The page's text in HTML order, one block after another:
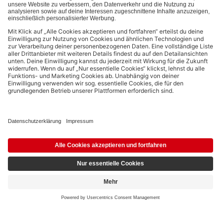
Bezahlmethoden:
Links zu sozialen Netzwerken
Die Nutzung der Inhalte für Text- und Data-Mining von (generativen) KI
Zusammenhang ausdrücklich vorbehalten und daher verboten.